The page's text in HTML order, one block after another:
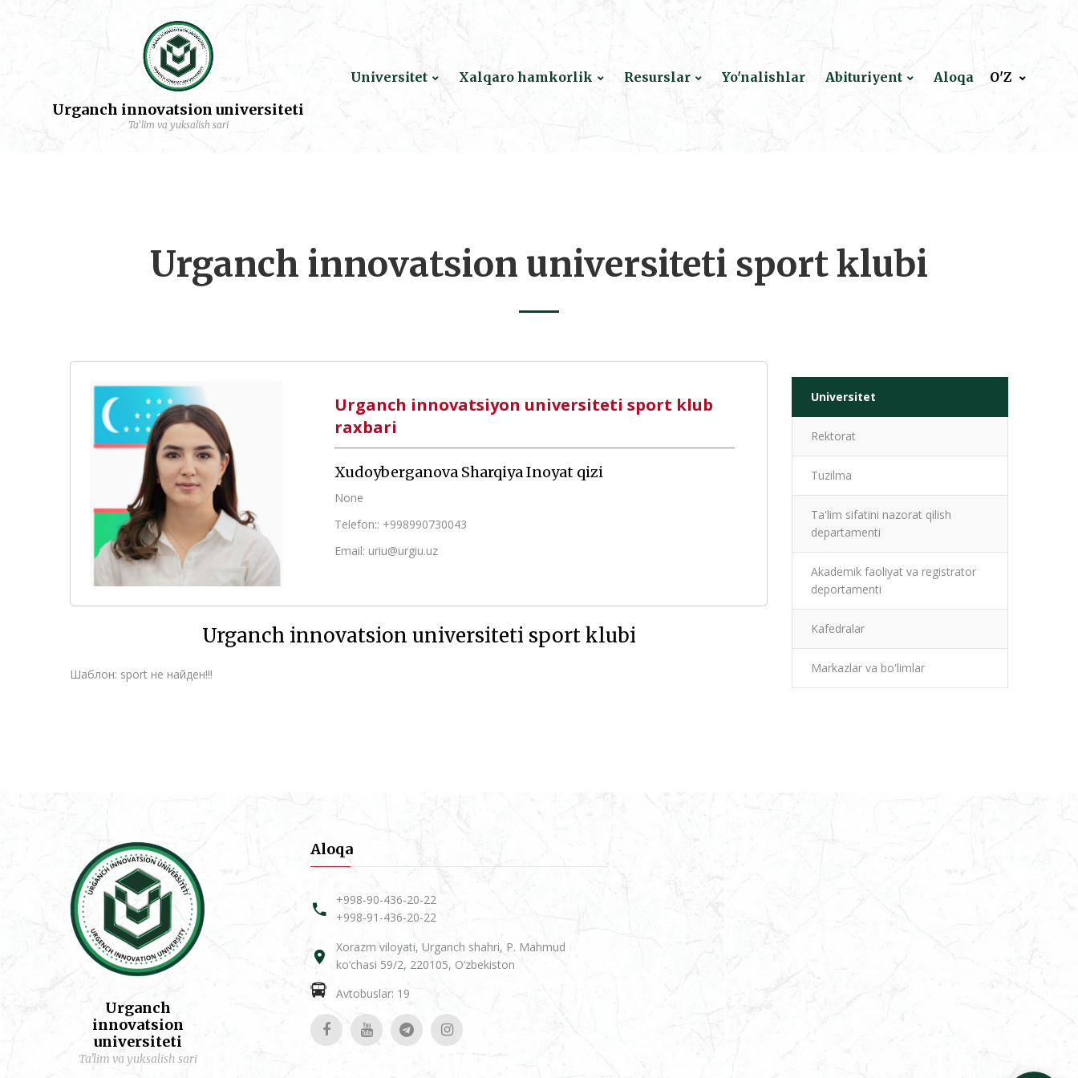
Urganch innovatsion universiteti
Ta'lim va yuksalish sari
Universitet Xalqaro hamkorlik Resurslar Yo'nalishlar Abituriyent Aloqa O'Z
Urganch innovatsion universiteti sport klubi
Urganch innovatsiyon universiteti sport klub
raxbari
Xudoyberganova Sharqiya Inoyat qizi
None
Telefon:: +998990730043
Email: uriu@urgiu.uz
Urganch innovatsion universiteti sport klubi
Шаблон: sport не найден!!!
Universitet
Rektorat
Tuzilma
Ta'lim sifatini nazorat qilish
departamenti
Akademik faoliyat va registrator
deportamenti
Kafedralar
Markazlar va bo'limlar
Urganch
innovatsion
universiteti
Ta'lim va yuksalish sari
Aloqa
+998-90-436-20-22
+998-91-436-20-22
Xorazm viloyati, Urganch shahri, P. Mahmud
ko‘chasi 59/2, 220105, O‘zbekiston
Avtobuslar: 19